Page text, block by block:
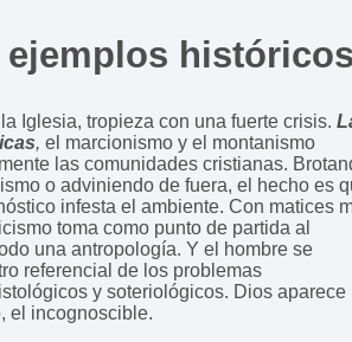
Iglesia, tropieza con una fuerte crisis.
, el marcionismo y el montanismo
las comunidades cristianas.
o adviniendo de fuera, el hecho es
infesta el ambiente. Con matices
toma como punto de partida al
una antropología. Y el hombre se
referencial de los problemas
y soteriológicos. Dios aparece
el incognoscible.